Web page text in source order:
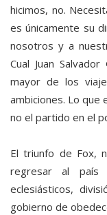
hicimos, no.
es únicamente su
nosotros y a
Cual Juan
mayor de los
ambiciones. Lo que
no el partido en el
El triunfo de Fox,
regresar al país
eclesiásticos,
gobierno de